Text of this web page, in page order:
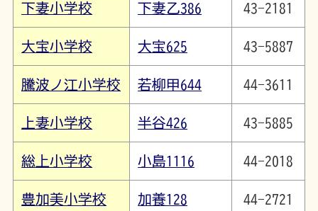
下妻小学校 下妻乙386 43-2181
大宝小学校 大宝625 43-5887
騰波ノ江小学校 若柳甲644 44-3611
上妻小学校 半谷426 43-5885
総上小学校 小島1116 44-2018
豊加美小学校 加養128 44-2721